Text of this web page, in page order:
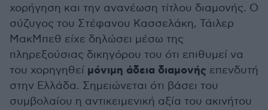
χορήγηση και την ανανέωση τίτλου διαμονής. Ο
σύζυγος του Στέφανου Κασσελάκη, Τάιλερ
ΜακΜπεθ είχε δηλώσει μέσω της
πληρεξούσιας δικηγόρου του ότι επιθυμεί να
του χορηγηθεί μόνιμη άδεια διαμονής επενδυτή
στην Ελλάδα. Σημειώνεται ότι βάσει του
συμβολαίου η αντικειμενική αξία του ακινήτου